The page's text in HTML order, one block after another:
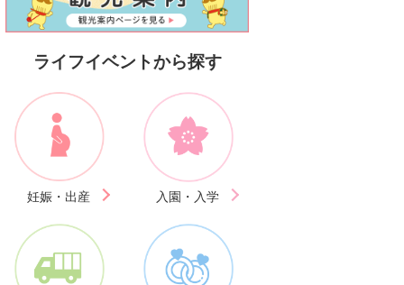
ライフイベントから探す
妊娠・出産 入園・入学